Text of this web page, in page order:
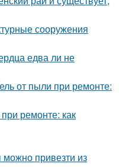
сооружения
едва ли не
от пыли при ремонте:
ремонте: как
привезти из